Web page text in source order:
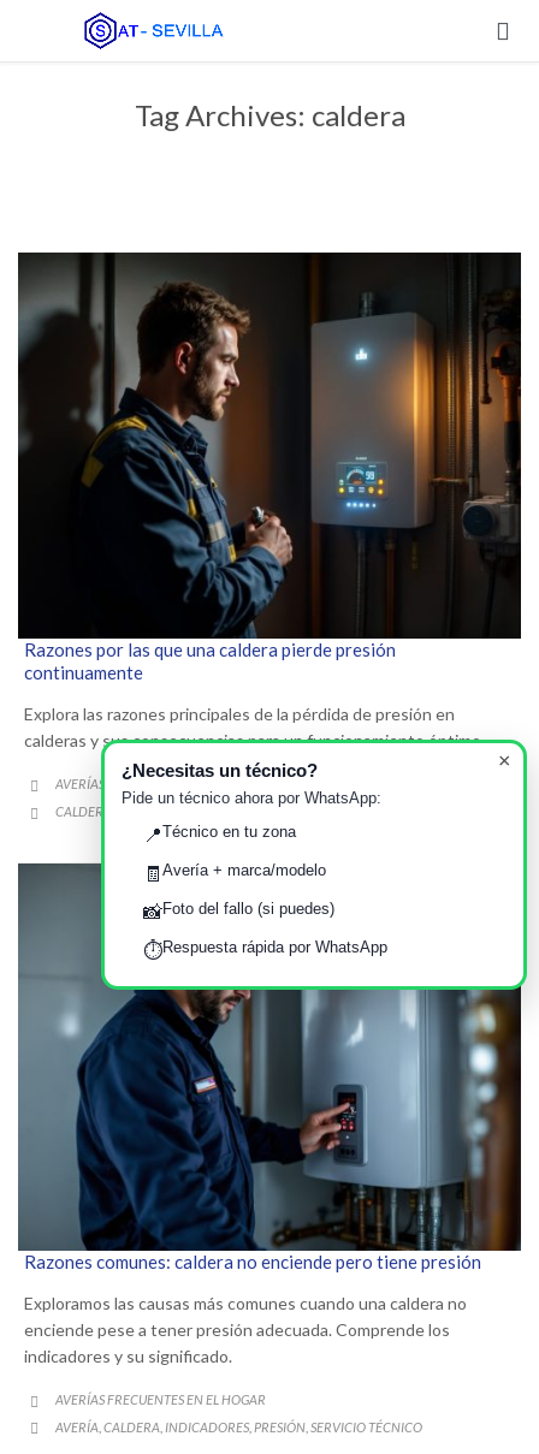

Tag Archives: caldera
Razones por las que una caldera pierde presión
continuamente
Explora las razones principales de la pérdida de presión en
calderas y sus consecuencias para un funcionamiento óptimo.
 CATEGORY
AVERÍAS FRECUENTES EN EL HOGAR
 CATEGORY
CALDERA MANTENIMIENTO PÉRDIDA DE PRESIÓN
Razones comunes: caldera no enciende pero tiene presión
Exploramos las causas más comunes cuando una caldera no
enciende pese a tener presión adecuada. Comprende los
indicadores y su significado.
 CATEGORY
AVERÍAS FRECUENTES EN EL HOGAR
 CATEGORY
AVERÍA CALDERA INDICADORES PRESIÓN SERVICIO TÉCNICO
×
¿Necesitas un técnico?
Pide un técnico ahora por WhatsApp:
📍Técnico en tu zona
🧾 Avería + marca/modelo
📸Foto del fallo (si puedes)
⏱️Respuesta rápida por WhatsApp